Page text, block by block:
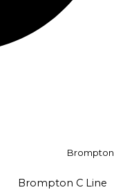
Brompton
Brompton C Line